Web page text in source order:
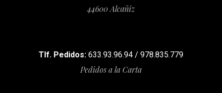
44600 Alcañiz
Tlf. Pedidos:633.93.96.94 / 978.835.779
Pedidos a la Carta